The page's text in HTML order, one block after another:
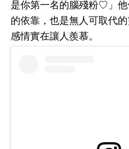
是你第一名的腦殘粉♡」
的依靠，也是無人可取代
感情實在讓人羨慕。